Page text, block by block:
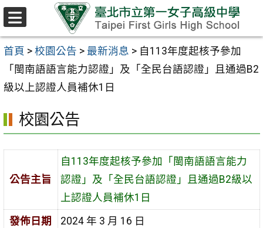
跳至主要內容區
首頁 > 校園公告 > 最新消息 > 自113年度起核予參加
「閩南語語言能力認證」及「全民台語認證」且通過B2
級以上認證人員補休1日
校園公告
公告主旨
自113年度起核予參加「閩南語語言能力
認證」及「全民台語認證」且通過B2級以
上認證人員補休1日
發佈日期
2024 年 3 月 16 日
選
單